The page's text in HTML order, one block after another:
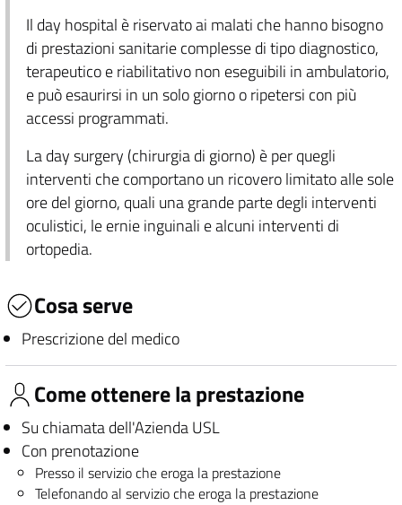
Il day hospital è riservato ai malati che hanno bisogno
di prestazioni sanitarie complesse di tipo diagnostico,
terapeutico e riabilitativo non eseguibili in ambulatorio,
e può esaurirsi in un solo giorno o ripetersi con più
accessi programmati.
La day surgery (chirurgia di giorno) è per quegli
interventi che comportano un ricovero limitato alle sole
ore del giorno, quali una grande parte degli interventi
oculistici, le ernie inguinali e alcuni interventi di
ortopedia.
Cosa serve
Prescrizione del medico
Come ottenere la prestazione
Su chiamata dell'Azienda USL
Con prenotazione
Presso il servizio che eroga la prestazione
Telefonando al servizio che eroga la prestazione